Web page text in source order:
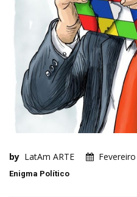
by LatAm ARTE
Enigma Político